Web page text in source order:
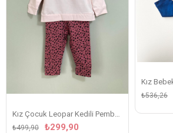
₺299,90
₺499,90
₺536,26